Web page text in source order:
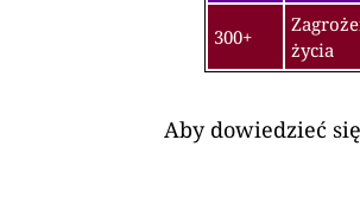
300+
życia
Aby dowiedzieć